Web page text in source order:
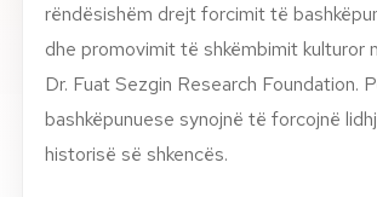
rëndësishëm drejt forcimit të
dhe promovimit të shkëmbimit kulturor
Dr. Fuat Sezgin Research Foundation.
bashkëpunuese synojnë të forcojnë
historisë së shkencës.